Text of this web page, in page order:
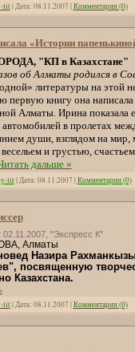
lit| Дата: 08.11.2007 |Комментарии (0)
«Истории
"КП в Казахстане"
об Алматы родился в
литературы на этой
первую книгу она
Алматы. Ирина показала
в пролетах
души, взглядом на
и грустью,
дальше »
lit| Дата: 08.11.2007 |Комментарии (0)
"Экспресс К"
Алматы
Назира Рахманкызы
посвященную
Казахстана.
lit| Дата: 08.11.2007 |Комментарии (0)